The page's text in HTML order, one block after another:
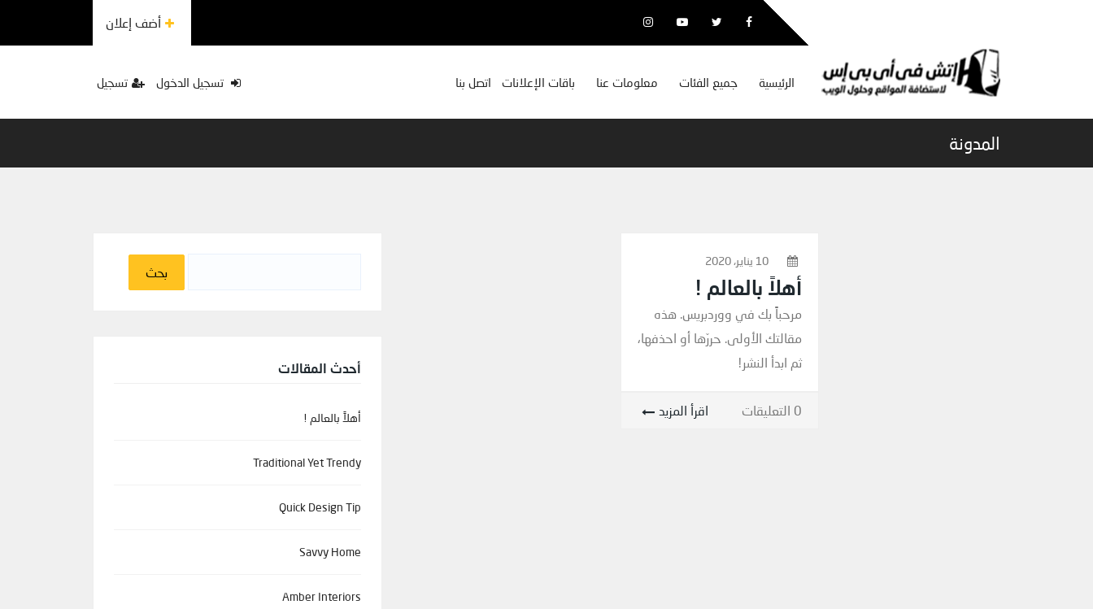
أضف إعلان
الرئيسية جميع الفئات معلومات عنا باقات الإعلانات اتصل بنا تسجيل الدخول تسجيل
المدونة
10 يناير، 2020
أهلاً بالعالم !
مرحباً بك في ووردبريس. هذه
مقالتك الأولى. حررّها أو احذفها،
ثم ابدأ النشر!
0 التعليقات اقرأ المزيد
أحدث المقالات
أهلاً بالعالم !
Traditional Yet Trendy
Quick Design Tip
Savvy Home
Amber Interiors